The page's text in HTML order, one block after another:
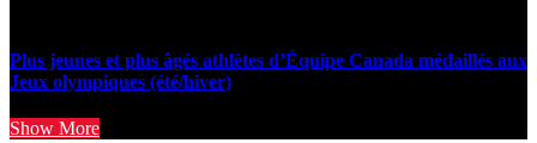
Plus jeunes et plus âgés athlètes d’Équipe Canada médaillés aux
Jeux olympiques (été/hiver)
Show More